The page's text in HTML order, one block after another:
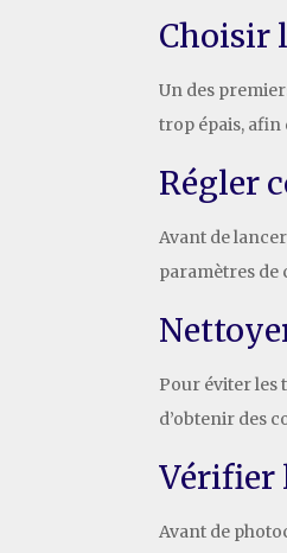
Choisir
Un des
trop épais, afin
Régler
Avant de
paramètres de
Pour éviter les
d’obtenir des
Vérifier
Avant de